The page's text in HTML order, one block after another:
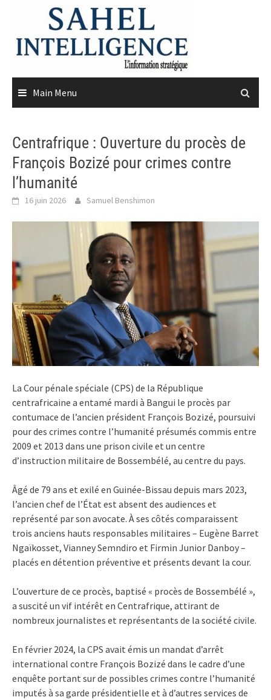
content
Main Menu
Centrafrique : Ouverture du procès de
François Bozizé pour crimes contre
l’humanité
16 juin 2026 Samuel Benshimon
La Cour pénale spéciale (CPS) de la République
centrafricaine a entamé mardi à Bangui le procès par
contumace de l’ancien président François Bozizé, poursuivi
pour des crimes contre l’humanité présumés commis entre
2009 et 2013 dans une prison civile et un centre
d’instruction militaire de Bossembélé, au centre du pays.
Âgé de 79 ans et exilé en Guinée-Bissau depuis mars 2023,
l’ancien chef de l’État est absent des audiences et
représenté par son avocate. À ses côtés comparaissent
trois anciens hauts responsables militaires – Eugène Barret
Ngaïkosset, Vianney Semndiro et Firmin Junior Danboy –
placés en détention préventive et présents devant la cour.
L’ouverture de ce procès, baptisé « procès de Bossembélé »,
a suscité un vif intérêt en Centrafrique, attirant de
nombreux journalistes et représentants de la société civile.
En février 2024, la CPS avait émis un mandat d’arrêt
international contre François Bozizé dans le cadre d’une
enquête portant sur de possibles crimes contre l’humanité
imputés à sa garde présidentielle et à d’autres services de